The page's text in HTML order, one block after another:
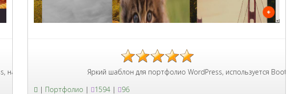
продукта можно выбрать меню, сделан на Bootstrap 3.
Яркий шаблон для портфолио WordPress, используется Bootstrap 3,
| Портфолио | 1594 | 96